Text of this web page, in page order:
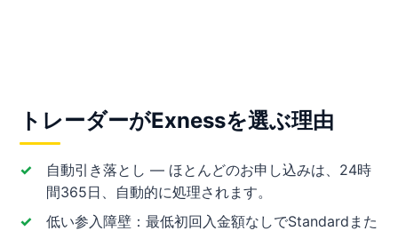
トレーダーがExnessを選ぶ理由
自動引き落とし — ほとんどのお申し込みは、24時
間365日、自動的に処理されます。
低い参入障壁：最低初回入金額なしでStandardまた